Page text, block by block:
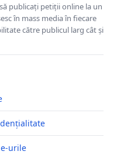
publicați petiții online la un
în mass media în fiecare
către publicul larg cât și
urile